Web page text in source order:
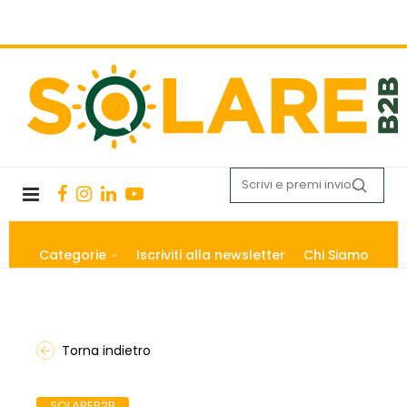
Categorie Iscriviti alla newsletter Chi Siamo
Torna indietro